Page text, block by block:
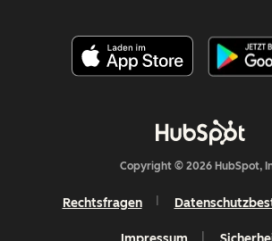
Copyright © 2026 HubSpot,
Rechtsfragen